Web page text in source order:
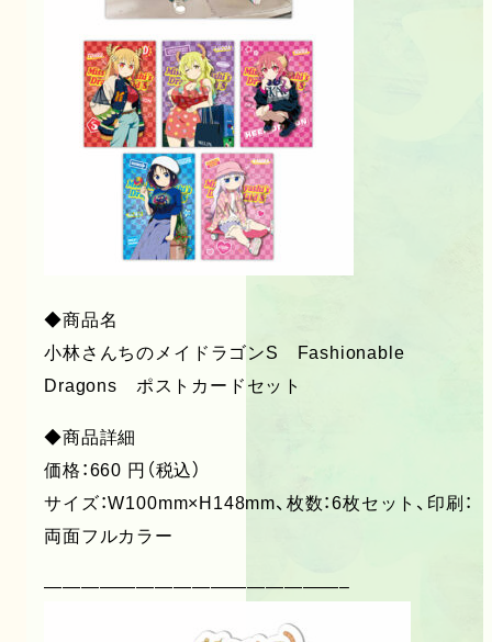
◆商品名
小林さんちのメイドラゴンS Fashionable
Dragons ポストカードセット
◆商品詳細
価格：660 円（税込）
サイズ：W100mm×H148mm、枚数：6枚セット、印刷：
両面フルカラー
————————————————–